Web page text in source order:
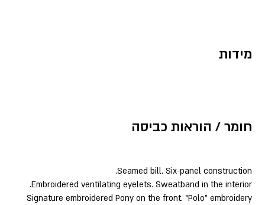
מידות
חומר / הוראות כביסה
Seamed bill. Six-panel construction.
Embroidered ventilating eyelets. Sweatband in the interior.
Signature embroidered Pony on the front. “Polo” embroidery